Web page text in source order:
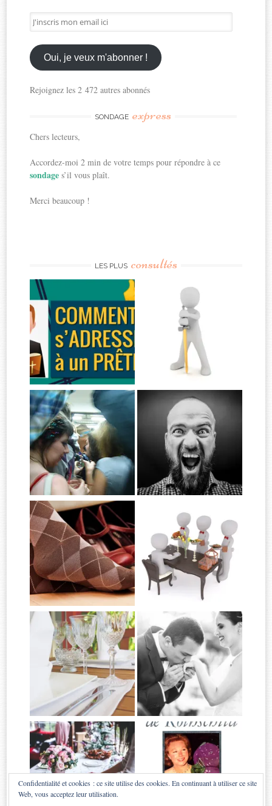
J'inscris
mon
email
ici
Oui, je veux m'abonner !
Rejoignez les 2 472 autres abonnés
SONDAGE express
Chers lecteurs,
Accordez-moi 2 min de votre temps pour répondre à ce
sondages’il vous plaît.
Merci beaucoup !
LES PLUS consultés
Confidentialité et cookies : ce site utilise des cookies. En continuant à utiliser ce site
Web, vous acceptez leur utilisation.